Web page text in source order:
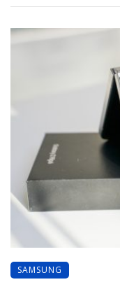
SAMSUNG